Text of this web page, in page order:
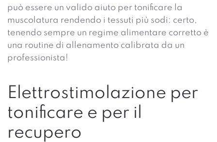
può essere un valido aiuto per tonificare la
muscolatura rendendo i tessuti più sodi: certo,
tenendo sempre un regime alimentare corretto è
una routine di allenamento calibrata da un
professionista!
Elettrostimolazione per
tonificare e per il
recupero